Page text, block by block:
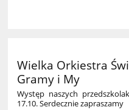
Wielka Orkiestra
Gramy i My
Występ naszych
17.10. Serdecznie zapraszamy